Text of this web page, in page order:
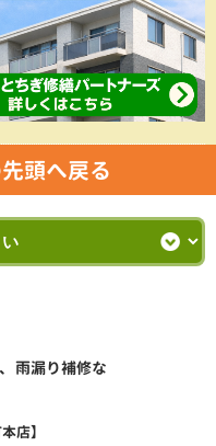
頭へ戻る
雨漏り補修な
店】